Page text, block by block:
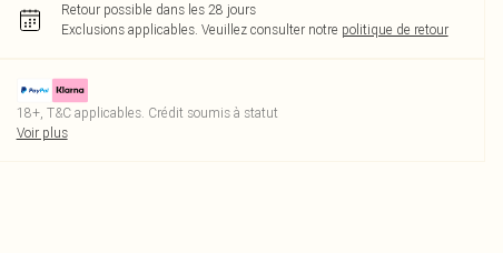
Retour possible dans les 28 jours
Exclusions applicables. Veuillez consulter notre politique de retour
18+, T&C applicables. Crédit soumis à statut
Voir plus